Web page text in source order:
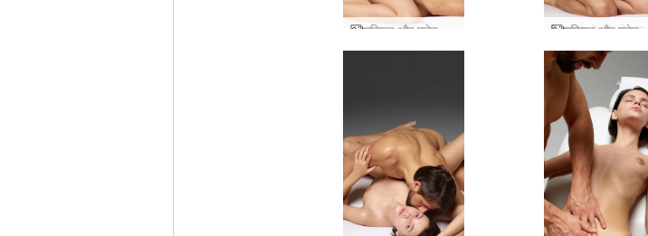
एरियल और एलेक्स अंतरंगता एरियल और एलेक्स गर्म वाइब्स